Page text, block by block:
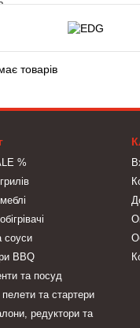
товарів
%
соуси
BBQ
та посуд
пелети та стартери
редуктори та